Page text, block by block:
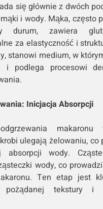
się głównie z dwóch
i wody. Mąka, często
durum, zawiera
za elastyczność i
stanowi medium, w
i podlega procesowi
Inicjacja Absorpcji
ulegają żelowaniu, co
absorpcji wody.
wody, co
Ten etap jest
pożądanej tekstury i